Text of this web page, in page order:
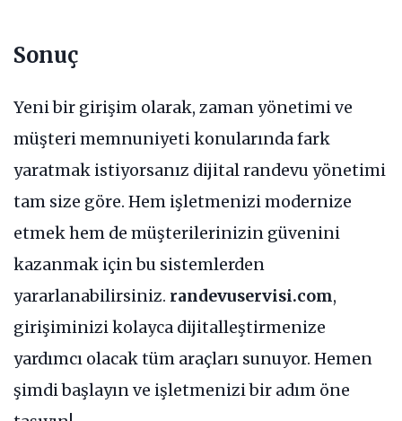
Sonuç
Yeni bir girişim olarak, zaman yönetimi ve
müşteri memnuniyeti konularında fark
yaratmak istiyorsanız dijital randevu yönetimi
tam size göre. Hem işletmenizi modernize
etmek hem de müşterilerinizin güvenini
kazanmak için bu sistemlerden
yararlanabilirsiniz. randevuservisi.com,
girişiminizi kolayca dijitalleştirmenize
yardımcı olacak tüm araçları sunuyor. Hemen
şimdi başlayın ve işletmenizi bir adım öne